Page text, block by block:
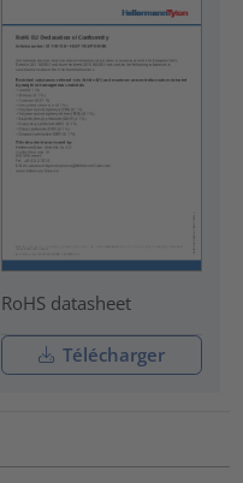
RoHS datasheet
Télécharger